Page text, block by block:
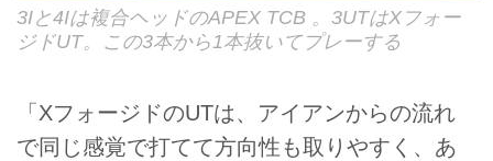
3Iと4Iは複合ヘッドのAPEX TCB 。3UTはXフォー
ジドUT。この3本から1本抜いてプレーする
「XフォージドのUTは、アイアンからの流れ
で同じ感覚で打てて方向性も取りやすく、あ